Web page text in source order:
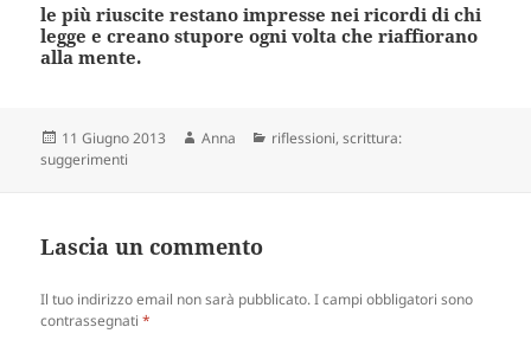
le più riuscite restano impresse nei ricordi di chi
legge e creano stupore ogni volta che riaffiorano
alla mente.
Scritto
il
11 Giugno 2013 Autore
Anna Categorie
riflessioni,scrittura:
suggerimenti
Lascia un commento
Il tuo indirizzo email non sarà pubblicato. I campi obbligatori sono
contrassegnati*